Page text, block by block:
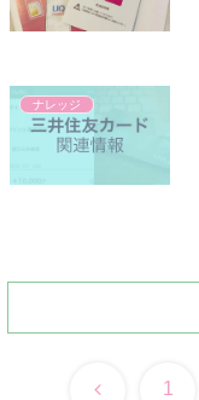
ナレッジ
前 1